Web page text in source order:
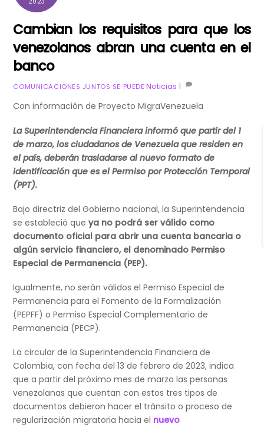
Cambian los requisitos para que los
venezolanos abran una cuenta en el
banco
COMUNICACIONES JUNTOS SE PUEDE Noticias 1
Con información de Proyecto MigraVenezuela
La Superintendencia Financiera informó que partir del 1
de marzo, los ciudadanos de Venezuela que residen en
el país, deberán trasladarse al nuevo formato de
identificación que es el Permiso por Protección Temporal
(PPT).
Bajo directriz del Gobierno nacional, la Superintendencia
se estableció queya no podrá ser válido como
documento oficial para abrir una cuenta bancaria o
algún servicio financiero, el denominado Permiso
Especial de Permanencia (PEP).
Igualmente, no serán válidos el Permiso Especial de
Permanencia para el Fomento de la Formalización
(PEPFF) o Permiso Especial Complementario de
Permanencia (PECP).
La circular de la Superintendencia Financiera de
Colombia, con fecha del 13 de febrero de 2023, indica
que a partir del próximo mes de marzo las personas
venezolanas que cuentan con estos tres tipos de
documentos debieron hacer el tránsito o proceso de
regularización migratoria hacia el nuevo